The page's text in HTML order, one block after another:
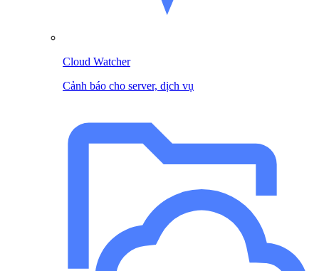
Cloud Watcher
Cảnh báo cho server, dịch vụ